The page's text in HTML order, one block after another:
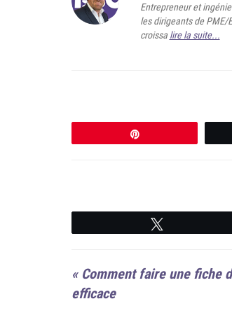
Entrepreneur et
les dirigeants de PME/
croissa lire la suite...
« Comment faire une fiche
efficace